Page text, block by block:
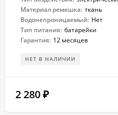
Материал ремешка: ткань
Водонепроницаемый: Нет
Тип питания: батарейки
Гарантия: 12 месяцев
НЕТ В НАЛИЧИИ
2 280 ₽